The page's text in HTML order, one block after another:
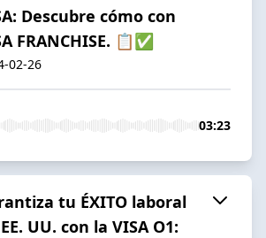
Descubre cómo con
FRANCHISE. 📋✅
02-26
03:23
tu ÉXITO laboral
UU. con la VISA O1: